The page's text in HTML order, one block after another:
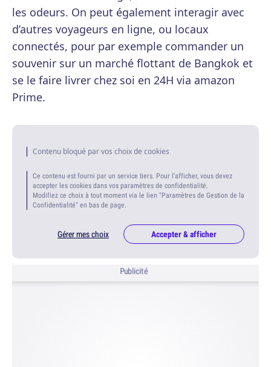
les odeurs. On peut également interagir avec
d’autres voyageurs en ligne, ou locaux
connectés, pour par exemple commander un
souvenir sur un marché flottant de Bangkok et
se le faire livrer chez soi en 24H via amazon
Prime.
Contenu bloqué par vos choix de cookies
Ce contenu est fourni par un service tiers. Pour l'afficher, vous devez
accepter les cookies dans vos paramètres de confidentialité.
Modifiez ce choix à tout moment via le lien "Paramètres de Gestion de la
Confidentialité" en bas de page.
Gérer mes choix Accepter & afficher
Publicité